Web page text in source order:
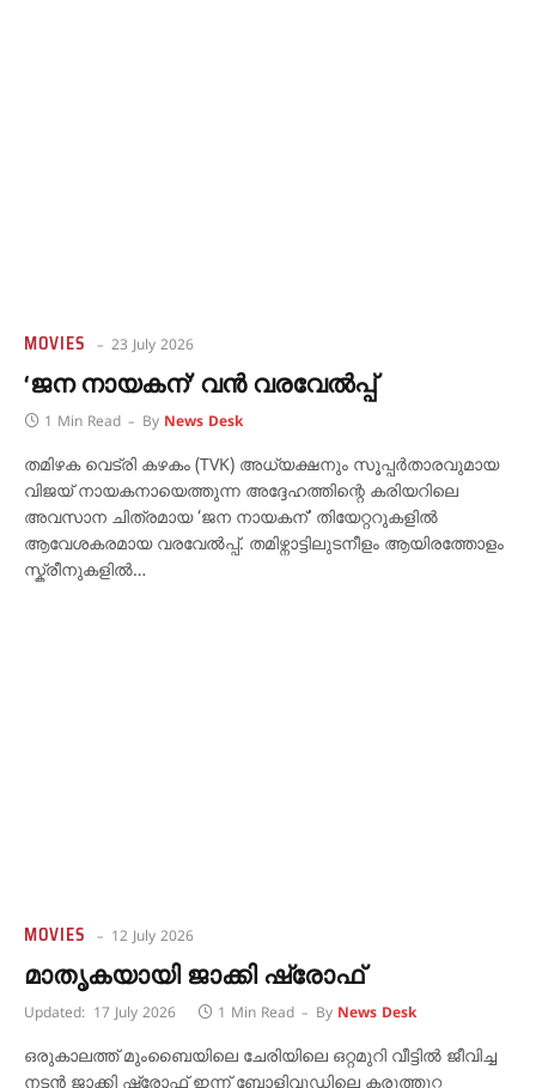
MOVIES 23 July 2026
‘ജന നായകന്’ വൻ വരവേൽപ്പ്
1 Min Read By News Desk
തമിഴക വെട്രി കഴകം (TVK) അധ്യക്ഷനും സൂപ്പർതാരവുമായ
വിജയ് നായകനായെത്തുന്ന അദ്ദേഹത്തിന്റെ കരിയറിലെ
അവസാന ചിത്രമായ ‘ജന നായകന്’ തിയേറ്ററുകളിൽ
ആവേശകരമായ വരവേൽപ്പ്. തമിഴ്നാട്ടിലുടനീളം ആയിരത്തോളം
സ്ക്രീനുകളിൽ…
MOVIES 12 July 2026
മാതൃകയായി ജാക്കി ഷ്രോഫ്
Updated: 17 July 2026 1 Min Read By News Desk
ഒരുകാലത്ത് മുംബൈയിലെ ചേരിയിലെ ഒറ്റമുറി വീട്ടിൽ ജീവിച്ച
നടൻ ജാക്കി ഷ്രോഫ് ഇന്ന് ബോളിവുഡിലെ കരുത്തുറ്റ